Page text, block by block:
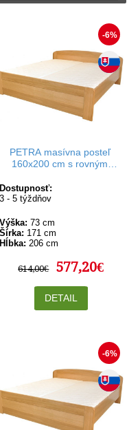
-6%
PETRA masívna posteľ
160x200 cm s rovným
Dostupnosť:
3 - 5 týždňov
Výška: 73 cm
Šírka: 171 cm
Hĺbka: 206 cm
614,00€ 577,20€
DETAIL
-6%